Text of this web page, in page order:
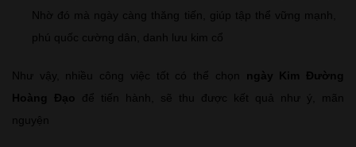
Nhờ đó mà ngày càng thăng tiến, giúp tập thể vững mạnh,
phú quốc cường dân, danh lưu kim cổ
Như vậy, nhiều công việc tốt có thể chọn ngày Kim Đường
Hoàng Đạo để tiến hành, sẽ thu được kết quả như ý, mãn
nguyện